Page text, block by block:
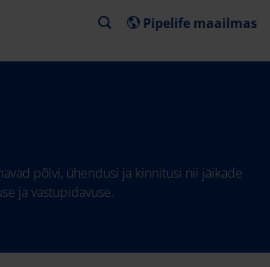
Pipelife maailmas
põlvi, ühendusi ja kinnitusi nii jäikade
ja vastupidavuse.